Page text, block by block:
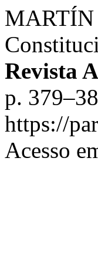
MARTÍN
Revista
p.
https://
Acesso